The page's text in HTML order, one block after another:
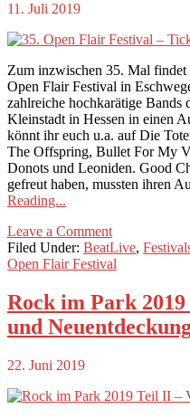
11. Juli 2019
Zum inzwischen 35. Mal findet
Open Flair Festival in
zahlreiche hochkarätige Bands
Kleinstadt in Hessen in einen
könnt ihr euch u.a. auf Die
The Offspring, Bullet For My
Donots und Leoniden. Good
gefreut haben, mussten ihren
Reading...
Leave a Comment
Filed Under: BeatLive,
Open Flair Festival
Rock im Park
und
22. Juni 2019